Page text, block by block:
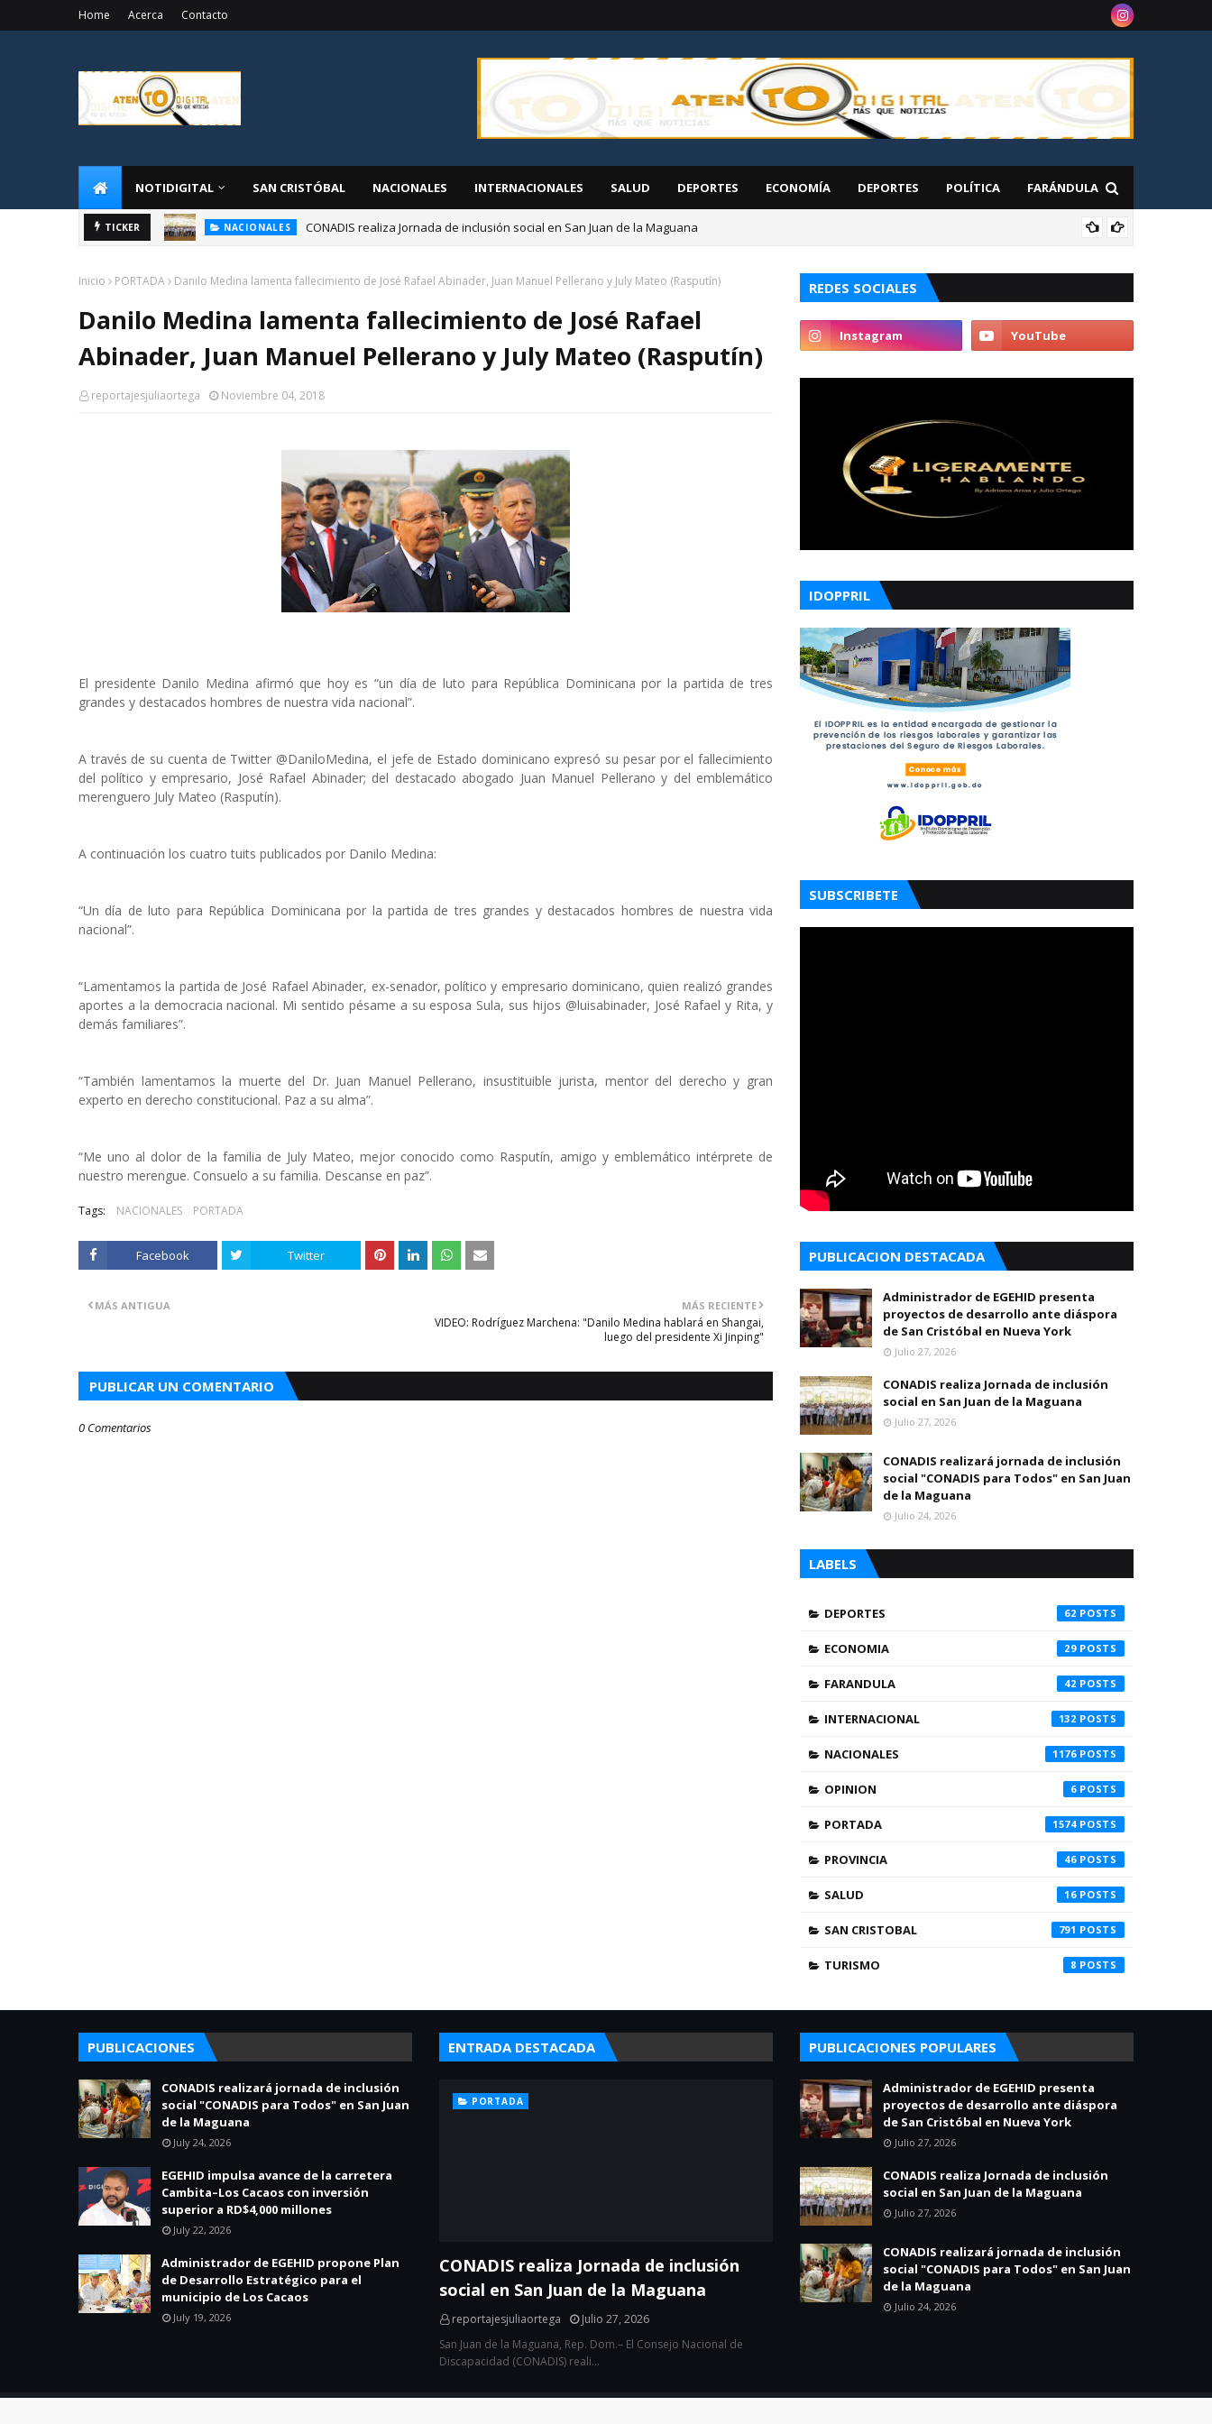
Home Acerca Contacto
NOTIDIGITAL SAN CRISTÓBAL NACIONALES INTERNACIONALES SALUD DEPORTES ECONOMÍA DEPORTES POLÍTICA FARÁNDULA
TICKER
CONADIS realiza Jornada de inclusión social en San Juan de la Maguana
NACIONALES Administrador de EGEHID presenta proyectos de desarrollo ante diáspora de San Cristóbal en Nueva York
Inicio PORTADA Danilo Medina lamenta fallecimiento de José Rafael Abinader, Juan Manuel Pellerano y July Mateo (Rasputín)
Danilo Medina lamenta fallecimiento de José Rafael
Abinader, Juan Manuel Pellerano y July Mateo (Rasputín)
reportajesjuliaortega Noviembre 04, 2018
El presidente Danilo Medina afirmó que hoy es “un día de luto para República Dominicana por la partida de tres
grandes y destacados hombres de nuestra vida nacional”.
A través de su cuenta de Twitter @DaniloMedina, el jefe de Estado dominicano expresó su pesar por el fallecimiento
del político y empresario, José Rafael Abinader; del destacado abogado Juan Manuel Pellerano y del emblemático
merenguero July Mateo (Rasputín).
A continuación los cuatro tuits publicados por Danilo Medina:
“Un día de luto para República Dominicana por la partida de tres grandes y destacados hombres de nuestra vida
nacional”.
“Lamentamos la partida de José Rafael Abinader, ex-senador, político y empresario dominicano, quien realizó grandes
aportes a la democracia nacional. Mi sentido pésame a su esposa Sula, sus hijos @luisabinader, José Rafael y Rita, y
demás familiares”.
“También lamentamos la muerte del Dr. Juan Manuel Pellerano, insustituible jurista, mentor del derecho y gran
experto en derecho constitucional. Paz a su alma”.
“Me uno al dolor de la familia de July Mateo, mejor conocido como Rasputín, amigo y emblemático intérprete de
nuestro merengue. Consuelo a su familia. Descanse en paz”.
Tags: NACIONALES PORTADA
Facebook Twitter
MÁS RECIENTE
VIDEO: Rodríguez Marchena: "Danilo Medina hablará en Shangai,
luego del presidente Xi Jinping"
MÁS ANTIGUA
PUBLICAR UN COMENTARIO
0 Comentarios
REDES SOCIALES
IDOPPRIL
SUBSCRIBETE
PUBLICACION DESTACADA
Administrador de EGEHID presenta
proyectos de desarrollo ante diáspora
de San Cristóbal en Nueva York
Julio 27, 2026
CONADIS realiza Jornada de inclusión
social en San Juan de la Maguana
Julio 27, 2026
CONADIS realizará jornada de inclusión
social "CONADIS para Todos" en San Juan
de la Maguana
Julio 24, 2026
LABELS
DEPORTES 62
ECONOMIA 29
FARANDULA 42
INTERNACIONAL 132
NACIONALES 1176
OPINION 6
PORTADA 1574
PROVINCIA 46
SALUD 16
SAN CRISTOBAL 791
TURISMO 8
PUBLICACIONES
CONADIS realizará jornada de inclusión
social "CONADIS para Todos" en San Juan
de la Maguana
July 24, 2026
EGEHID impulsa avance de la carretera
Cambita–Los Cacaos con inversión
superior a RD$4,000 millones
July 22, 2026
Administrador de EGEHID propone Plan
de Desarrollo Estratégico para el
municipio de Los Cacaos
July 19, 2026
ENTRADA DESTACADA
PORTADA
CONADIS realiza Jornada de inclusión
social en San Juan de la Maguana
reportajesjuliaortega
Julio 27, 2026
San Juan de la Maguana, Rep. Dom.– El Consejo Nacional de
Discapacidad (CONADIS) reali…
PUBLICACIONES POPULARES
Administrador de EGEHID presenta
proyectos de desarrollo ante diáspora
de San Cristóbal en Nueva York
Julio 27, 2026
CONADIS realiza Jornada de inclusión
social en San Juan de la Maguana
Julio 27, 2026
CONADIS realizará jornada de inclusión
social "CONADIS para Todos" en San Juan
de la Maguana
Julio 24, 2026